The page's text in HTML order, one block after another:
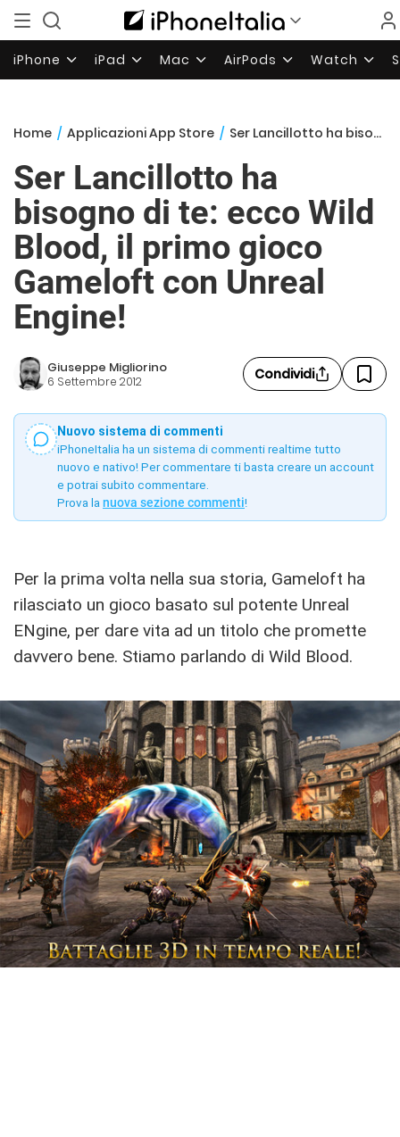
iPhone iPad Mac AirPods Watch
Home / Applicazioni App Store / Ser Lancillotto ha bisogno di te: ecco Wild Blood, il primo gioco Gameloft con Unreal Engine!
Ser Lancillotto ha
bisogno di te: ecco Wild
Blood, il primo gioco
Gameloft con Unreal
Engine!
Giuseppe Migliorino
6 Settembre 2012 Condividi
Nuovo sistema di commenti
iPhoneItalia ha un sistema di commenti realtime tutto
nuovo e nativo! Per commentare ti basta creare un account
e potrai subito commentare.
Prova la nuova sezione commenti!
Per la prima volta nella sua storia, Gameloft ha
rilasciato un gioco basato sul potente Unreal
ENgine, per dare vita ad un titolo che promette
davvero bene. Stiamo parlando di Wild Blood.